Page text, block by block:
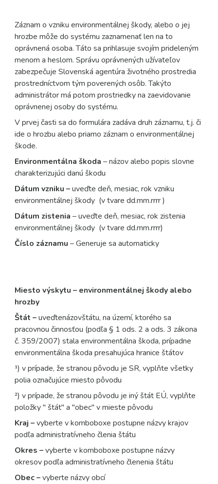
Záznam o vzniku environmentálnej škody, alebo o jej
hrozbe môže do systému zaznamenať len na to
oprávnená osoba. Táto sa prihlasuje svojím prideleným
menom a heslom. Správu oprávnených užívateľov
zabezpečuje Slovenská agentúra životného prostredia
prostredníctvom tým poverených osôb. Takýto
administrátor má potom prostriedky na zaevidovanie
oprávnenej osoby do systému.
V prvej časti sa do formulára zadáva druh záznamu, t.j. či
ide o hrozbu alebo priamo záznam o environmentálnej
škode.
Environmentálna škoda – názov alebo popis slovne
charakterizujúci danú škodu
Dátum vzniku –uveďte deň, mesiac, rok vzniku
environmentálnej škody (v tvare dd.mm.rrrr )
Dátum zistenia – uveďte deň, mesiac, rok zistenia
environmentálnej škody (v tvare dd.mm.rrrr)
Číslo záznamu – Generuje sa automaticky
Miesto výskytu – environmentálnej škody alebo
hrozby
Štát –uveďtenázovštátu, na území, ktorého sa
pracovnou činnosťou (podľa § 1 ods. 2 a ods. 3 zákona
č. 359/2007) stala environmentálna škoda, prípadne
environmentálna škoda presahujúca hranice štátov
¹) v prípade, že stranou pôvodu je SR, vyplňte všetky
polia označujúce miesto pôvodu
²) v prípade, že stranou pôvodu je iný štát EÚ, vyplňte
položky " štát" a "obec" v mieste pôvodu
Kraj –vyberte v komboboxe postupne názvy krajov
podľa administratívneho členia štátu
Okres –vyberte v komboboxe postupne názvy
okresov podľa administratívneho členenia štátu
Obec –vyberte názvy obcí